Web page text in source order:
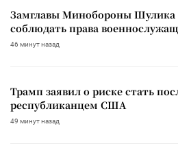
Замглавы Минобороны Шулика
соблюдать права
46 минут назад
Трамп заявил о риске стать
республиканцем США
49 минут назад